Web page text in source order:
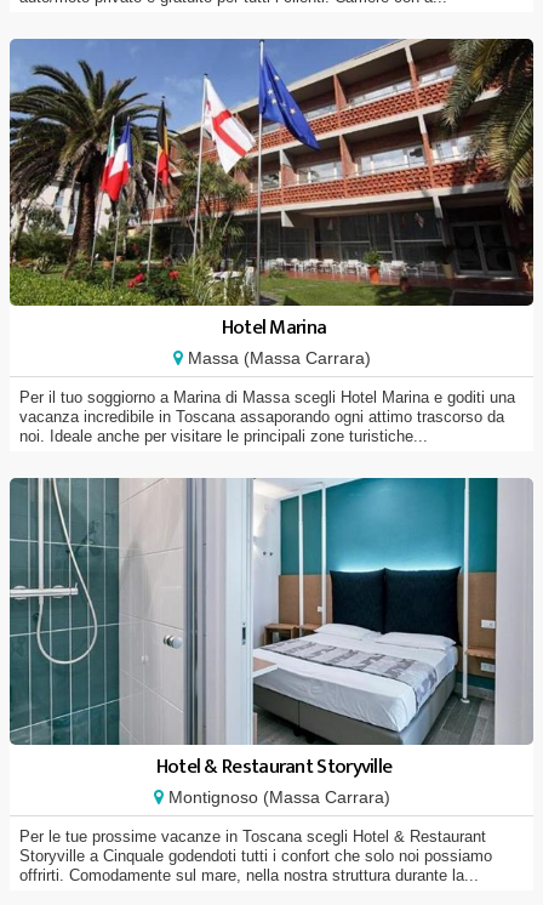
Hotel Marina
Massa (Massa Carrara)
Per il tuo soggiorno a Marina di Massa scegli Hotel Marina e goditi una
vacanza incredibile in Toscana assaporando ogni attimo trascorso da
noi. Ideale anche per visitare le principali zone turistiche...
Hotel & Restaurant Storyville
Montignoso (Massa Carrara)
Per le tue prossime vacanze in Toscana scegli Hotel & Restaurant
Storyville a Cinquale godendoti tutti i confort che solo noi possiamo
offrirti. Comodamente sul mare, nella nostra struttura durante la...